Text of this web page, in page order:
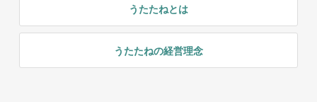
うたたねとは
うたたねの経営理念